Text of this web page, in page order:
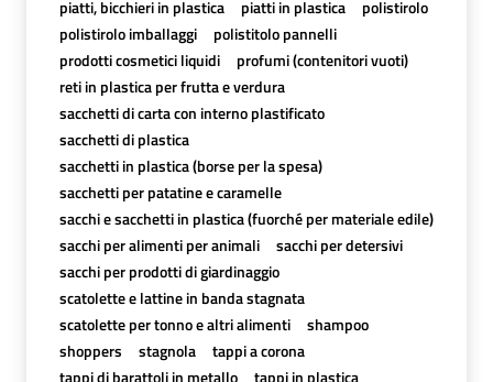
piatti, bicchieri in plastica
piatti in plastica
polistirolo
polistirolo imballaggi
polistitolo pannelli
prodotti cosmetici liquidi
profumi (contenitori vuoti)
reti in plastica per frutta e verdura
sacchetti di carta con interno plastificato
sacchetti di plastica
sacchetti in plastica (borse per la spesa)
sacchetti per patatine e caramelle
sacchi e sacchetti in plastica (fuorché per materiale edile)
sacchi per alimenti per animali
sacchi per detersivi
sacchi per prodotti di giardinaggio
scatolette e lattine in banda stagnata
scatolette per tonno e altri alimenti
shampoo
shoppers
stagnola
tappi a corona
tappi di barattoli in metallo
tappi in plastica